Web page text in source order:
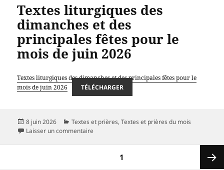
Textes liturgiques des
dimanches et des
principales fêtes pour le
mois de juin 2026
Textes liturgiques des dimanches et des principales fêtes pour le
mois de juin 2026
TÉLÉCHARGER
Publié
le
8 juin 2026 Catégories
Textes et prières,Textes et prières du mois
Laisser un commentairesur Textes liturgiques des dimanches et des
1